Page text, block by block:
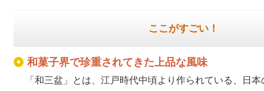
ここがすごい！
和菓子界で珍重されてきた上品な風味
「和三盆」とは、江戸時代中頃より作られている、日